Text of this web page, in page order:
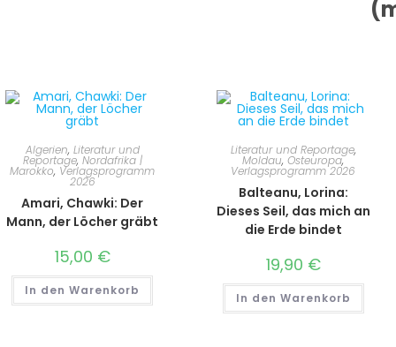
Algerien, Literatur und
Reportage, Nordafrika |
Marokko, Verlagsprogramm
2026
Amari, Chawki: Der
Mann, der Löcher gräbt
15,00 €
In den Warenkorb
Literatur und Reportage,
Moldau,Osteuropa,
Verlagsprogramm 2026
Balteanu, Lorina:
Dieses Seil, das mich an
die Erde bindet
19,90 €
In den Warenkorb